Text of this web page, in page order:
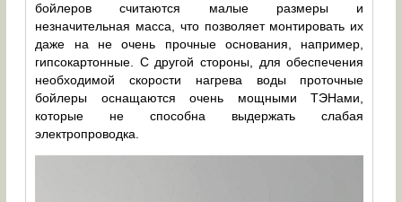
бойлеров считаются малые размеры и
незначительная масса, что позволяет монтировать их
даже на не очень прочные основания, например,
гипсокартонные. С другой стороны, для обеспечения
необходимой скорости нагрева воды проточные
бойлеры оснащаются очень мощными ТЭНами,
которые не способна выдержать слабая
электропроводка.